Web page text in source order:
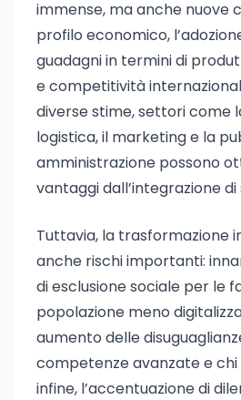
immense, ma anche nuove
profilo economico,
guadagni in termini di
e competitività
diverse stime, settori come
logistica, il marketing e la
amministrazione possono
vantaggi dall’integrazione
Tuttavia, la trasformazione
anche rischi importanti:
di esclusione sociale per le
popolazione meno
aumento delle
competenze avanzate e
infine, l’accentuazione di